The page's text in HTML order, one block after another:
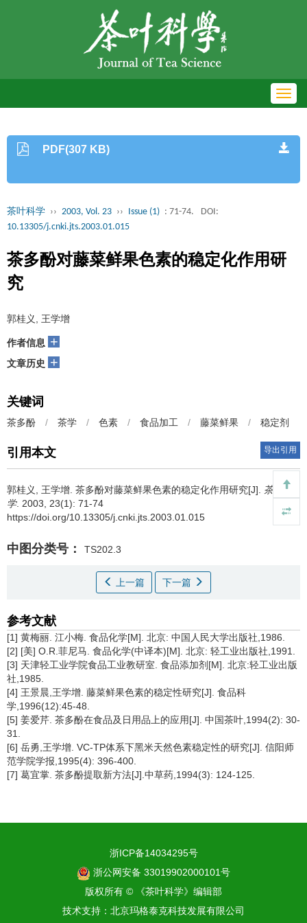
PDF(307 KB)
茶叶科学 ›› 2003, Vol. 23 ›› Issue (1) : 71-74.
DOI:
10.13305/j.cnki.jts.2003.01.015
茶多酚对藤菜鲜果色素的稳定化作用研
究
郭桂义, 王学增
作者信息 +
文章历史 +
关键词
茶多酚 / 茶学 / 色素 / 食品加工 / 藤菜鲜果 / 稳定剂
引用本文 导出引用
郭桂义, 王学增. 茶多酚对藤菜鲜果色素的稳定化作用研究[J]. 茶叶科
学. 2003, 23(1): 71-74
https://doi.org/10.13305/j.cnki.jts.2003.01.015
中图分类号： TS202.3
上一篇 下一篇
参考文献
[1] 黄梅丽. 江小梅. 食品化学[M]. 北京: 中国人民大学出版社,1986.
[2] [美] O.R.菲尼马. 食品化学(中译本)[M]. 北京: 轻工业出版社,1991.
[3] 天津轻工业学院食品工业教研室. 食品添加剂[M]. 北京:轻工业出版
社,1985.
[4] 王景晨,王学增. 藤菜鲜果色素的稳定性研究[J]. 食品科
学,1996(12):45-48.
[5] 姜爱芹. 茶多酚在食品及日用品上的应用[J]. 中国茶叶,1994(2): 30-
31.
[6] 岳勇,王学增. VC-TP体系下黑米天然色素稳定性的研究[J]. 信阳师
范学院学报,1995(4): 396-400.
[7] 葛宜掌. 茶多酚提取新方法[J].中草药,1994(3): 124-125.
浙ICP备14034295号
浙公网安备 33019902000101号
版权所有 © 《茶叶科学》编辑部
技术支持： 北京玛格泰克科技发展有限公司